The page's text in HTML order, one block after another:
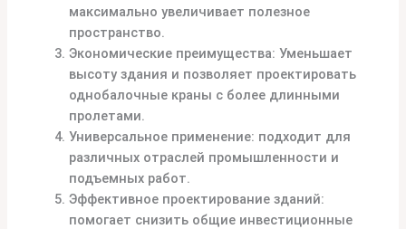
максимально увеличивает полезное
пространство.
Экономические преимущества: Уменьшает
высоту здания и позволяет проектировать
однобалочные краны с более длинными
пролетами.
Универсальное применение: подходит для
различных отраслей промышленности и
подъемных работ.
Эффективное проектирование зданий:
помогает снизить общие инвестиционные